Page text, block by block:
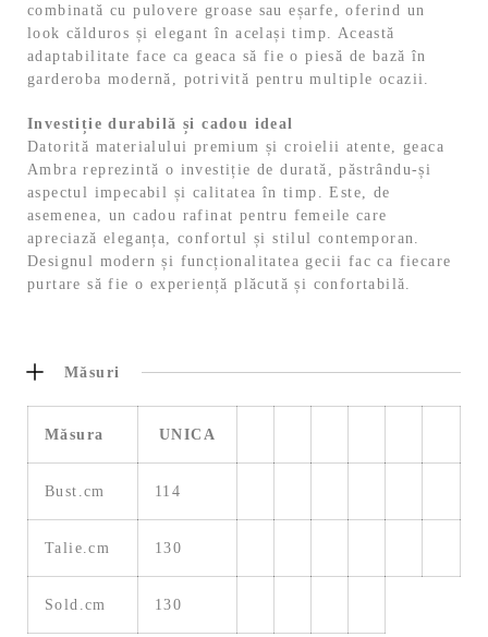
combinată cu pulovere groase sau eșarfe, oferind un
look călduros și elegant în același timp. Această
adaptabilitate face ca geaca să fie o piesă de bază în
garderoba modernă, potrivită pentru multiple ocazii.
Investiție durabilă și cadou ideal
Datorită materialului premium și croielii atente, geaca
Ambra reprezintă o investiție de durată, păstrându-și
aspectul impecabil și calitatea în timp. Este, de
asemenea, un cadou rafinat pentru femeile care
apreciază eleganța, confortul și stilul contemporan.
Designul modern și funcționalitatea gecii fac ca fiecare
purtare să fie o experiență plăcută și confortabilă.
Măsuri
Măsura UNICA
Bust.cm 114
Talie.cm 130
Sold.cm 130